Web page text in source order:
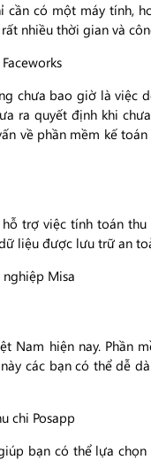
có một máy tính,
nhiều thời gian và
chưa bao giờ là việc
ra quyết định khi
về phần mềm kế
trợ việc tính toán
liệu được lưu trữ an
Nam hiện nay. Phần
các bạn có thể dễ
bạn có thể lựa